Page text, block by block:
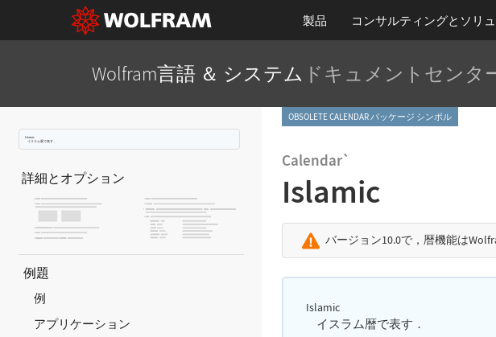
製品 コンサルティングとソリ
Wolfram言語 ＆ システム ドキュメントセンタ
Islamic
イスラム暦で表す．
詳細とオプション
例題
例
アプリケーション
OBSOLETE CALENDAR パッケージ シンボル
Calendar`
Islamic
バージョン10.0で，暦機能は
Islamic
イスラム暦で表す．